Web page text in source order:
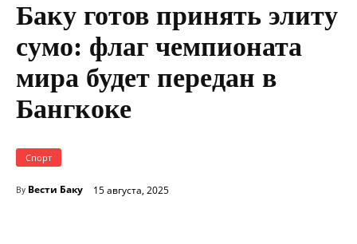
Баку готов принять элиту
сумо: флаг чемпионата
мира будет передан в
Бангкоке
Спорт
By Вести Баку 15 августа, 2025